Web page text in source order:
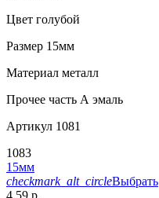
Цвет голубой
Размер 15мм
Материал металл
Прочее часть А эмаль
Артикул 1081
1083
15мм
checkmark_alt_circleВыбрать
4.59 р.